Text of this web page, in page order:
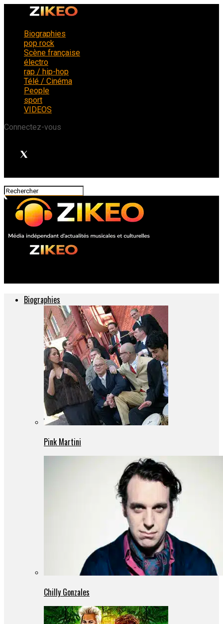
Biographies
pop rock
Scène française
électro
rap / hip-hop
Télé / Cinéma
People
sport
VIDEOS
Connectez-vous
Biographies
Pink Martini
Chilly Gonzales